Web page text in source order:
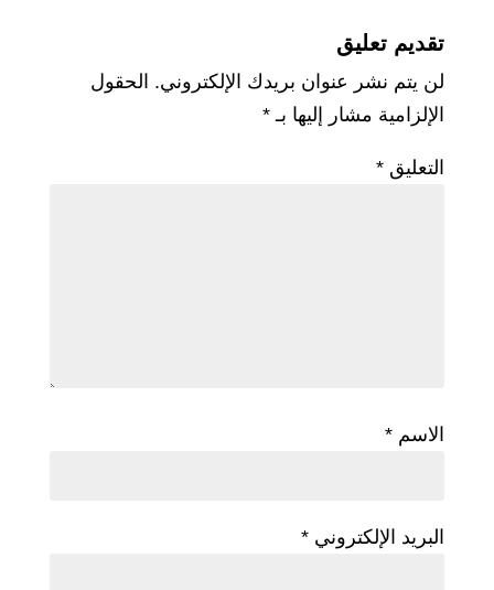
تقديم تعليق
لن يتم نشر عنوان بريدك الإلكتروني. الحقول
الإلزامية مشار إليها بـ *
التعليق *
الاسم *
البريد الإلكتروني *